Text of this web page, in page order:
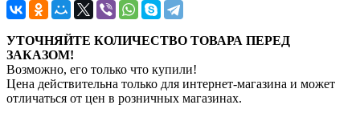
УТОЧНЯЙТЕ КОЛИЧЕСТВО ТОВАРА ПЕРЕД
ЗАКАЗОМ!
Возможно, его только что купили!
Цена действительна только для интернет-магазина и может
отличаться от цен в розничных магазинах.